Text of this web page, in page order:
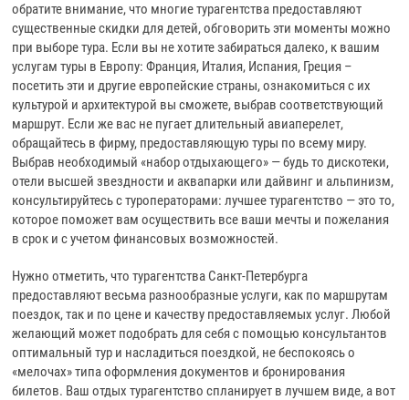
обратите внимание, что многие турагентства предоставляют
существенные скидки для детей, обговорить эти моменты можно
при выборе тура. Если вы не хотите забираться далеко, к вашим
услугам туры в Европу: Франция, Италия, Испания, Греция –
посетить эти и другие европейские страны, ознакомиться с их
культурой и архитектурой вы сможете, выбрав соответствующий
маршрут. Если же вас не пугает длительный авиаперелет,
обращайтесь в фирму, предоставляющую туры по всему миру.
Выбрав необходимый «набор отдыхающего» — будь то дискотеки,
отели высшей звездности и аквапарки или дайвинг и альпинизм,
консультируйтесь с туроператорами: лучшее турагентство — это то,
которое поможет вам осуществить все ваши мечты и пожелания
в срок и с учетом финансовых возможностей.
Нужно отметить, что турагентства Санкт-Петербурга
предоставляют весьма разнообразные услуги, как по маршрутам
поездок, так и по цене и качеству предоставляемых услуг. Любой
желающий может подобрать для себя с помощью консультантов
оптимальный тур и насладиться поездкой, не беспокоясь о
«мелочах» типа оформления документов и бронирования
билетов. Ваш отдых турагентство спланирует в лучшем виде, а вот